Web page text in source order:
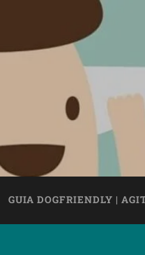
GUIA DOGFRIENDLY |